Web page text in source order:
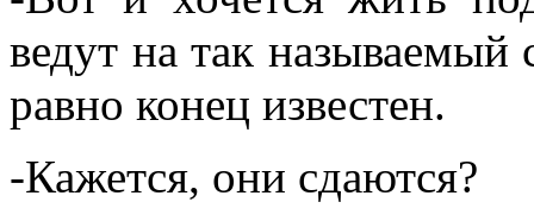
ведут на так называемый
равно конец известен.
-Кажется, они сдаются?